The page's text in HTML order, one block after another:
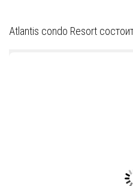
Atlantis condo Resort